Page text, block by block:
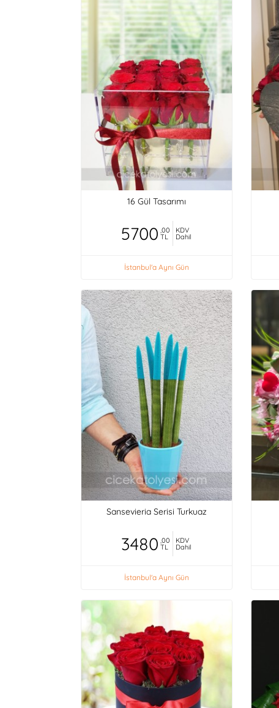
16 Gül Tasarımı
5700 ,00
TL
KDV
Dahil
İstanbul'a Aynı Gün
Sansevieria Serisi Turkuaz
3480 ,00
TL
KDV
Dahil
İstanbul'a Aynı Gün